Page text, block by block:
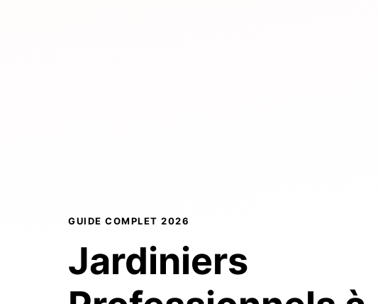
GUIDE COMPLET 2026
Jardiniers